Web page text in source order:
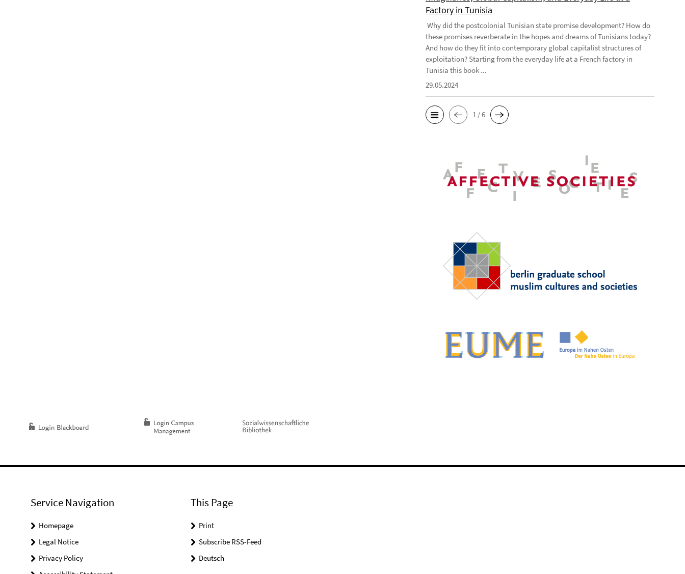
Factory in Tunisia
Why did the postcolonial Tunisian state promise development? How do
these promises reverberate in the hopes and dreams of Tunisians today?
And how do they fit into contemporary global capitalist structures of
exploitation? Starting from the everyday life at a French factory in
Tunisia this book ...
29.05.2024
1 / 6
Service Navigation
Homepage
Legal Notice
Privacy Policy
This Page
Print
Subscribe RSS-Feed
Deutsch